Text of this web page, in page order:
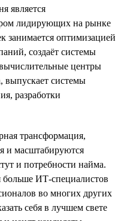
является
лидирующих на рынке
занимается оптимизацией
создаёт системы
центры
выпускает системы
разработки
трансформация,
и масштабируются
и потребности найма.
больше ИТ-специалистов
во многих других
себя в лучшем свете